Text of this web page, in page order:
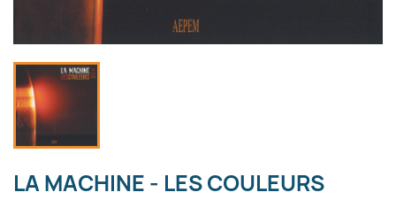
LA MACHINE - LES COULEURS